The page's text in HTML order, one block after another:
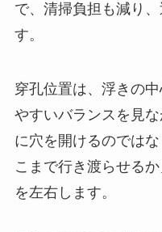
で、清掃負担も減り
す。
穿孔位置は、浮きの
やすいバランスを見
に穴を開けるのでは
こまで行き渡らせる
を左右します。